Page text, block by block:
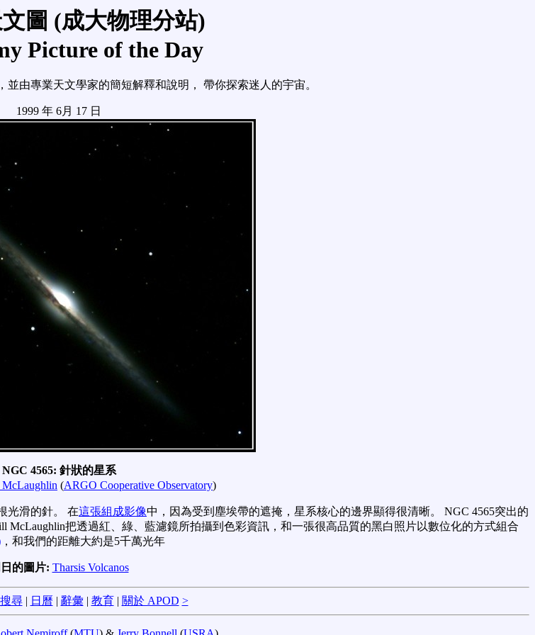
圖 (成大物理分站)
Picture of the Day
並由專業天文學家的簡短解釋和說明， 帶你探索迷人的宇宙。
1999 年 6月 17 日
NGC 4565: 針狀的星系
(ARGO Cooperative Observatory)
光滑的針。 在這張組成影像中，因為受到塵埃帶的遮掩，星系核心的邊界顯得很清晰。 NGC 4565突出的
McLaughlin把透過紅、綠、藍濾鏡所拍攝到色彩資訊，和一張很高品質的黑白照片以數位化的方式組合
，和我們的距離大約是5千萬光年
的圖片: Tharsis Volcanos
搜尋| 日曆 | 辭彙 | 教育| 關於 APOD >